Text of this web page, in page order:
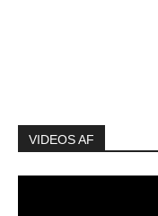
VIDEOS AF